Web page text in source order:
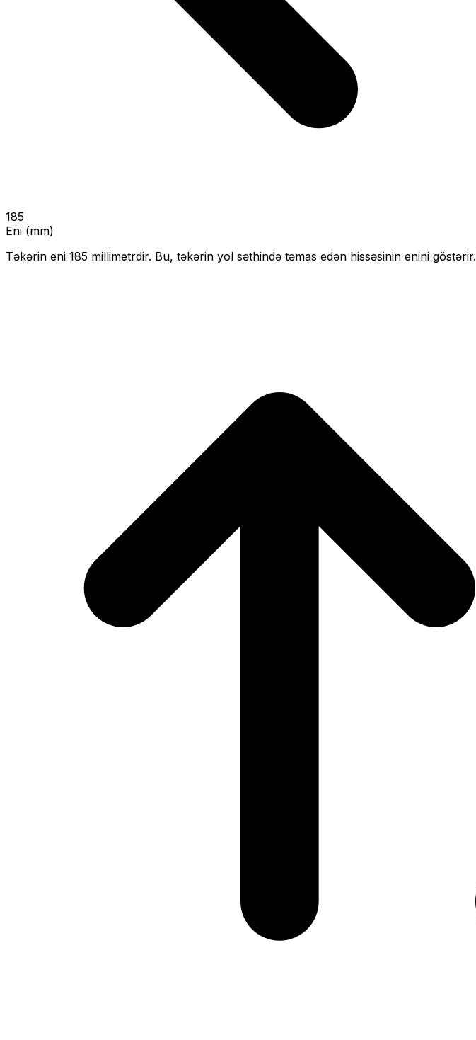
185
Eni (mm)
Təkərin eni 185 millimetrdir. Bu, təkərin yol səthində təmas edən hissəsinin enini göstərir.